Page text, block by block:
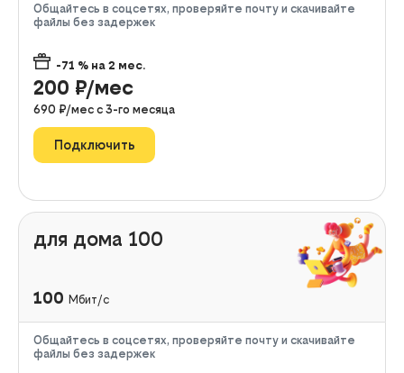
Общайтесь в соцсетях, проверяйте почту и скачивайте
файлы без задержек
-71 % на 2 мес.
200 ₽/мес
690 ₽/мес с 3-го месяца
Подключить
для дома 100
100 Мбит/с
Общайтесь в соцсетях, проверяйте почту и скачивайте
файлы без задержек